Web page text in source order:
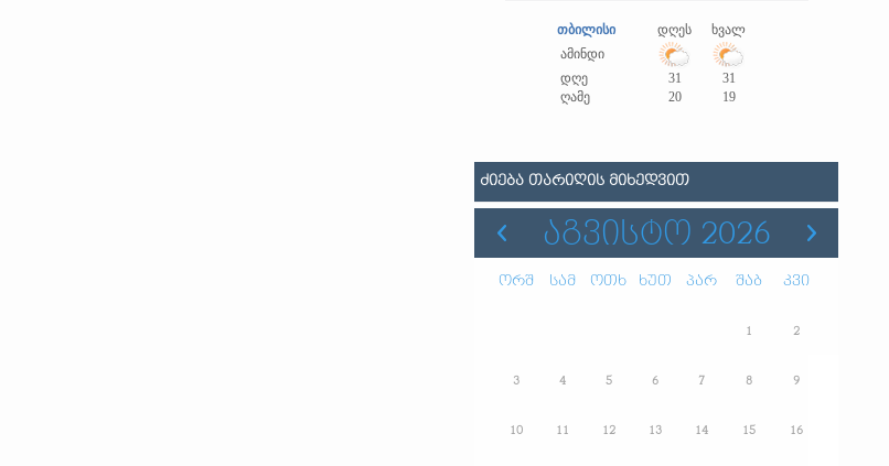
თბილისი დღეს
ხვალ
ამინდი
დღე
31
31
ღამე
20 19
ᲫᲘᲔᲑᲐ ᲗᲐᲠᲘᲦᲘᲡ ᲛᲘᲮᲔᲓᲕᲘᲗ
ᲐᲒᲕᲘᲡᲢᲝ 2026
ორშ სამ ოთხ ხუთ პარ შაბ კვი
1 2
3 4 5 6 7 8 9
10 11 12 13 14 15 16